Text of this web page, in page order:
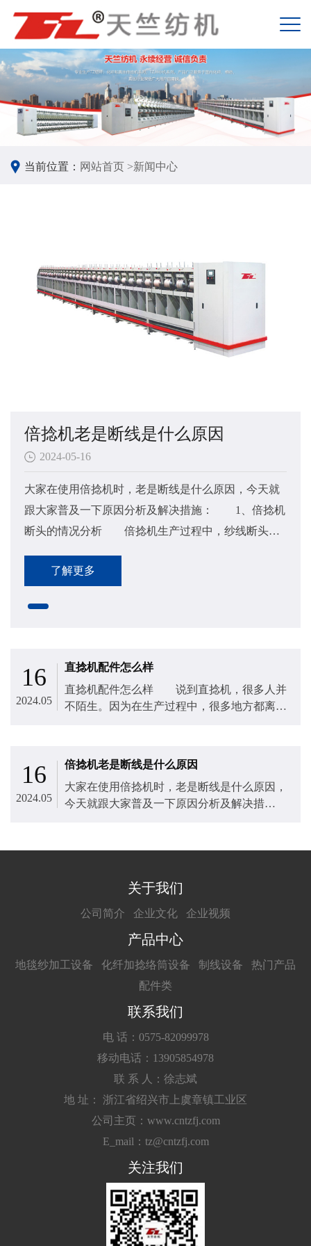
当前位置： 网站首页 >新闻中心
倍捻机老是断线是什么原因
2024-05-16
大家在使用倍捻机时，老是断线是什么原因，今天就
跟大家普及一下原因分析及解决措施： 1、倍捻机
断头的情况分析 倍捻机生产过程中，纱线断头率
还会影响操作工...
了解更多
16
2024.05
直捻机配件怎么样
直捻机配件怎么样 说到直捻机，很多人并
不陌生。因为在生产过程中，很多地方都离不
的生产效率大大提高了。设备在长期使用过
程...
16
2024.05
倍捻机老是断线是什么原因
大家在使用倍捻机时，老是断线是什么原因，
今天就跟大家普及一下原因分析及解决措
响纱线的质量和生产效率，同时还会影响操作
关于我们
公司简介 企业文化 企业视频
产品中心
地毯纱加工设备 化纤加捻络筒设备 制线设备
热门产品
配件类
联系我们
电 话：0575-82099978
移动电话：13905854978
联 系 人：徐志斌
地 址： 浙江省绍兴市上虞章镇工业区
公司主页：www.cntzfj.com
E_mail：tz@cntzfj.com
关注我们